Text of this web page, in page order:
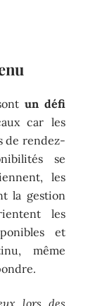
un défi
car les
de rendez-
se
les
la gestion
les
et
même
lors des